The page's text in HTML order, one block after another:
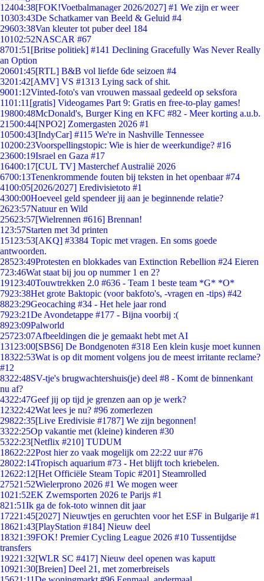
12404:38[FOK!Voetbalmanager 2026/2027] #1 We zijn er weer
10303:43De Schatkamer van Beeld & Geluid #4
29603:38Van kleuter tot puber deel 184
10102:52NASCAR #67
8701:51 [Britse politiek] #141 Declining Gracefully Was Never Really
an Option
20601:45[RTL] B&B vol liefde 6de seizoen #4
3201:42[AMV] VS #1313 Lying sack of shit.
9001:12Vinted-foto's van vrouwen massaal gedeeld op seksfora
1101:11 [gratis] Videogames Part 9: Gratis en free-to-play games!
19800:48McDonald's, Burger King en KFC #82 - Meer korting a.u.b.
21500:44[NPO2] Zomergasten 2026 #1
10500:43[IndyCar] #115 We're in Nashville Tennessee
10200:23Voorspellingstopic: Wie is hier de weerkundige? #16
23600:19Israel en Gaza #17
16400:17[CUL TV] Masterchef Australië 2026
6700:13Tenenkrommende fouten bij teksten in het openbaar #74
4100:05[2026/2027] Eredivisietoto #1
4300:00Hoeveel geld spendeer jij aan je beginnende relatie?
2623:57Natuur en Wild
25623:57[Wielrennen #616] Brennan!
1 23:57Starten met 3d printen
151 23:53[AKQ] #3384 Topic met vragen. En soms goede
antwoorden.
28523:49Protesten en blokkades van Extinction Rebellion #24 Eieren
723:46Wat staat bij jou op nummer 1 en 2?
191 23:40Touwtrekken 2.0 #636 - Team 1 beste team *G* *O*
7923:38Het grote Baktopic (voor bakfoto's, -vragen en -tips) #42
8823:29Geocaching #34 - Het hele jaar rond
7923:21De Avondetappe #177 - Bijna voorbij :(
8923:09Palworld
25723:07Afbeeldingen die je gemaakt hebt met AI
131 23:00[SBS6] De Bondgenoten #318 Een klein kusje moet kunnen
18322:53Wat is op dit moment volgens jou de meest irritante reclame?
#12
8322:48SV-tje's brugwachtershuis(je) deel #8 - Komt de binnenkant
nu af?
4322:47Geef jij op tijd je grenzen aan op je werk?
12322:42Wat lees je nu? #96 zomerlezen
29822:35[Live Eredivisie #1787] We zijn begonnen!
3322:25Op vakantie met (kleine) kinderen #30
5322:23[Netflix #210] TUDUM
18622:22Post hier zo vaak mogelijk om 22:22 uur #76
28022:14Tropisch aquarium #73 - Het blijft toch kriebelen.
12622:12[Het Officiële Steam Topic #201] Steamrolled
27521:52Wielerprono 2026 #1 We mogen weer
1021:52EK Zwemsporten 2026 te Parijs #1
821:51Ik ga de fok-toto winnen dit jaar
17221:45[2027] Nieuwtjes en geruchten voor het ESF in Bulgarije #1
18621:43[PlayStation #184] Nieuw deel
18321:39FOK! Premier Cycling League 2026 #10 Tussentijdse
transfers
19221:32[WLR SC #417] Nieuw deel openen was kaputt
10921:30[Breien] Deel 21, met zomerbreisels